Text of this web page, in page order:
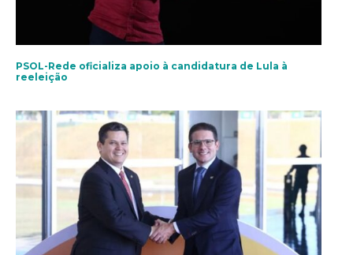
PSOL-Rede oficializa apoio à candidatura de Lula à
reeleição